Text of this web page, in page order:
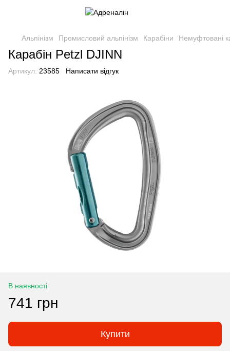
Альпінізм Промисловий альпінізм Карабіни Немуфтовані
Карабін Petzl DJINN
Артикул: 23585 Написати відгук
В наявності
741 грн
Купити